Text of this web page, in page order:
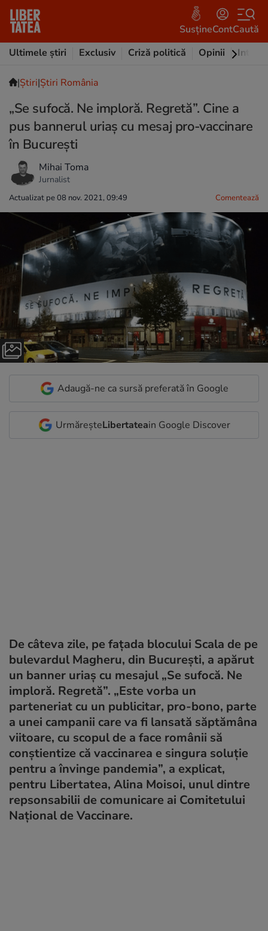
SusțineContCaută
Ultimele știri
Exclusiv Criză politică Opinii
|Ştiri|Știri România
„Se sufocă. Ne imploră. Regretă”. Cine a
pus bannerul uriaș cu mesaj pro-vaccinare
în București
Mihai Toma
Jurnalist
Actualizat pe 08 nov. 2021, 09:49 Comentează
Adaugă-ne ca sursă preferată în Google
UrmăreșteLibertateain Google Discover
De câteva zile, pe fațada blocului Scala de pe
bulevardul Magheru, din București, a apărut
un banner uriaș cu mesajul „Se sufocă. Ne
imploră. Regretă”. „Este vorba un
parteneriat cu un publicitar, pro-bono, parte
a unei campanii care va fi lansată săptămâna
viitoare, cu scopul de a face românii să
conștientize că vaccinarea e singura soluție
pentru a învinge pandemia”, a explicat,
pentru Libertatea, Alina Moisoi, unul dintre
repsonsabilii de comunicare ai Comitetului
Național de Vaccinare.